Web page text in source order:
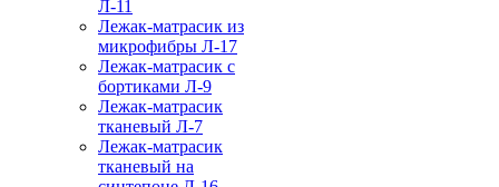
Л-11
Лежак-матрасик из
микрофибры Л-17
Лежак-матрасик с
бортиками Л-9
Лежак-матрасик
тканевый Л-7
Лежак-матрасик
тканевый на